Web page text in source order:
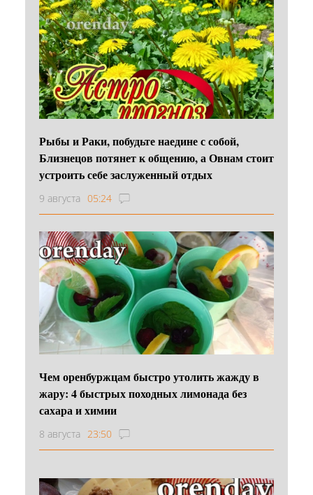
Рыбы и Раки, побудьте наедине с собой,
Близнецов потянет к общению, а Овнам стоит
устроить себе заслуженный отдых
9 августа 05:24
Чем оренбуржцам быстро утолить жажду в
жару: 4 быстрых походных лимонада без
сахара и химии
8 августа 23:50